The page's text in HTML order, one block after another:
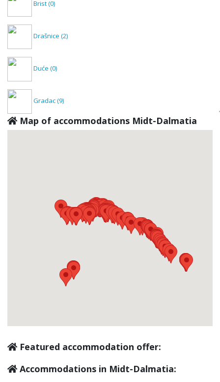
Brist(0)
Drašnice (2)
Duće (0)
Gradac(9)
Igrane(0)
Kaštel Novi
Kaštel Stari(3)
Krilo Jesenice(0)
Map of accommodations Midt-Dalmatia
Featured accommodation offer:
Accommodations in Midt-Dalmatia: